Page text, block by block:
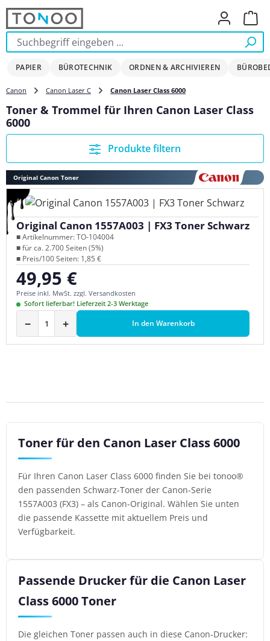
Zum Hauptinhalt springen
PAPIER BÜROTECHNIK ORDNEN & ARCHIVIEREN
Canon Canon Laser C Canon Laser Class 6000
Toner & Trommel für Ihren Canon Laser Class
6000
Produkte filtern
Original Canon Toner
Original Canon 1557A003 | FX3 Toner Schwarz
■ Artikelnummer: TO-104004
■ für ca. 2.700 Seiten (5%)
■ Preis/100 Seiten: 1,85 €
Regulärer Preis:
49,95 €
Preise inkl. MwSt. zzgl. Versandkosten
Sofort lieferbar! Lieferzeit 2-3 Werktage
− + In den Warenkorb
Toner für den Canon Laser Class 6000
Für Ihren Canon Laser Class 6000 finden Sie bei tonoo®
den passenden Schwarz-Toner der Canon-Serie
1557A003 (FX3) – als Canon-Original. Wählen Sie unten
die passende Kassette mit aktuellem Preis und
Verfügbarkeit.
Passende Drucker für die Canon Laser
Class 6000 Toner
Die gleichen Toner passen auch in diese Canon-Drucker: